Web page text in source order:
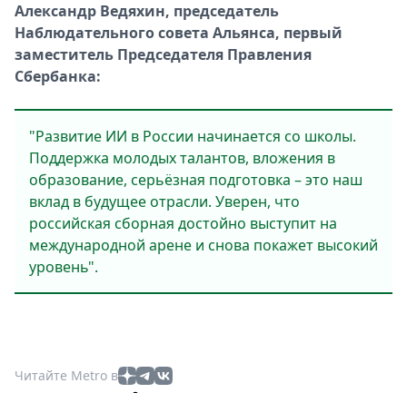
Александр Ведяхин, председатель
Наблюдательного совета Альянса, первый
заместитель Председателя Правления
Сбербанка:
"Развитие ИИ в России начинается со школы.
Поддержка молодых талантов, вложения в
образование, серьёзная подготовка – это наш
вклад в будущее отрасли. Уверен, что
российская сборная достойно выступит на
международной арене и снова покажет высокий
уровень".
Читайте Metro в